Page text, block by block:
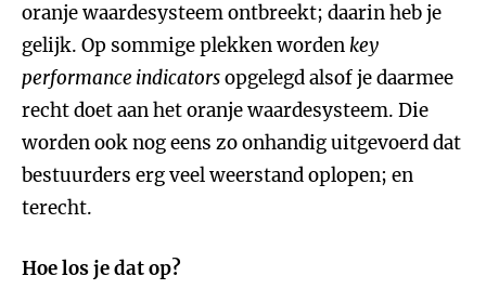
oranje waardesysteem ontbreekt; daarin heb je
gelijk. Op sommige plekken wordenkey
performance indicatorsopgelegd alsof je daarmee
recht doet aan het oranje waardesysteem. Die
worden ook nog eens zo onhandig uitgevoerd dat
bestuurders erg veel weerstand oplopen; en
terecht.
Hoe los je dat op?